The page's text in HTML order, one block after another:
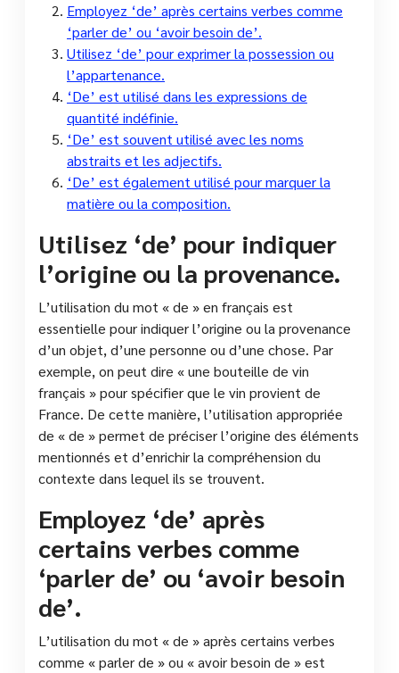
Employez ‘de’ après certains verbes comme
‘parler de’ ou ‘avoir besoin de’.
Utilisez ‘de’ pour exprimer la possession ou
l’appartenance.
‘De’ est utilisé dans les expressions de
quantité indéfinie.
‘De’ est souvent utilisé avec les noms
abstraits et les adjectifs.
‘De’ est également utilisé pour marquer la
matière ou la composition.
Utilisez ‘de’ pour indiquer
l’origine ou la provenance.
L’utilisation du mot « de » en français est
essentielle pour indiquer l’origine ou la provenance
d’un objet, d’une personne ou d’une chose. Par
exemple, on peut dire « une bouteille de vin
français » pour spécifier que le vin provient de
France. De cette manière, l’utilisation appropriée
de « de » permet de préciser l’origine des éléments
mentionnés et d’enrichir la compréhension du
contexte dans lequel ils se trouvent.
Employez ‘de’ après
certains verbes comme
‘parler de’ ou ‘avoir besoin
de’.
L’utilisation du mot « de » après certains verbes
comme « parler de » ou « avoir besoin de » est